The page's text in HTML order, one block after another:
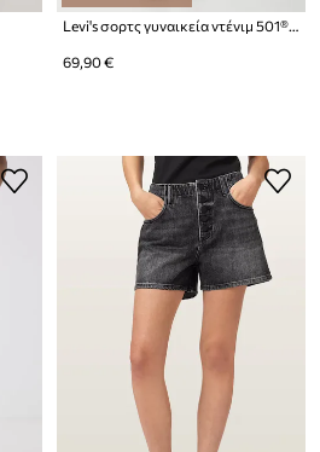
Levi's σορτς γυναικεία ντένιμ 501® MID THIGH
69,90 €